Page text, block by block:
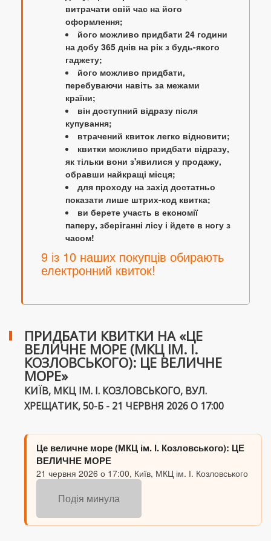
витрачати свій час на його
оформлення;
його можливо придбати 24 години
на добу 365 днів на рік з будь-якого
гаджету;
його можливо придбати,
перебуваючи навіть за межами
країни;
він доступний відразу після
купування;
втрачений квиток легко відновити;
квитки можливо придбати відразу,
як тільки вони з'явилися у продажу,
обравши найкращі місця;
для проходу на захід достатньо
показати лише штрих-код квитка;
ви берете участь в економії
паперу, зберіганні лісу і йдете в ногу з
часом!
9 із 10 наших покупців обирають
електронний квиток!
ПРИДБАТИ КВИТКИ НА «ЦЕ
ВЕЛИЧНЕ МОРЕ (МКЦ ІМ. І.
КОЗЛОВСЬКОГО): ЦЕ ВЕЛИЧНЕ
МОРЕ»
КИЇВ, МКЦ ІМ. І. КОЗЛОВСЬКОГО, ВУЛ.
ХРЕЩАТИК, 50-Б - 21 ЧЕРВНЯ 2026 О 17:00
Це величне море (МКЦ ім. І. Козловського): ЦЕ
ВЕЛИЧНЕ МОРЕ
21 червня 2026 о 17:00, Київ, МКЦ ім. І. Козловського
Подія минула